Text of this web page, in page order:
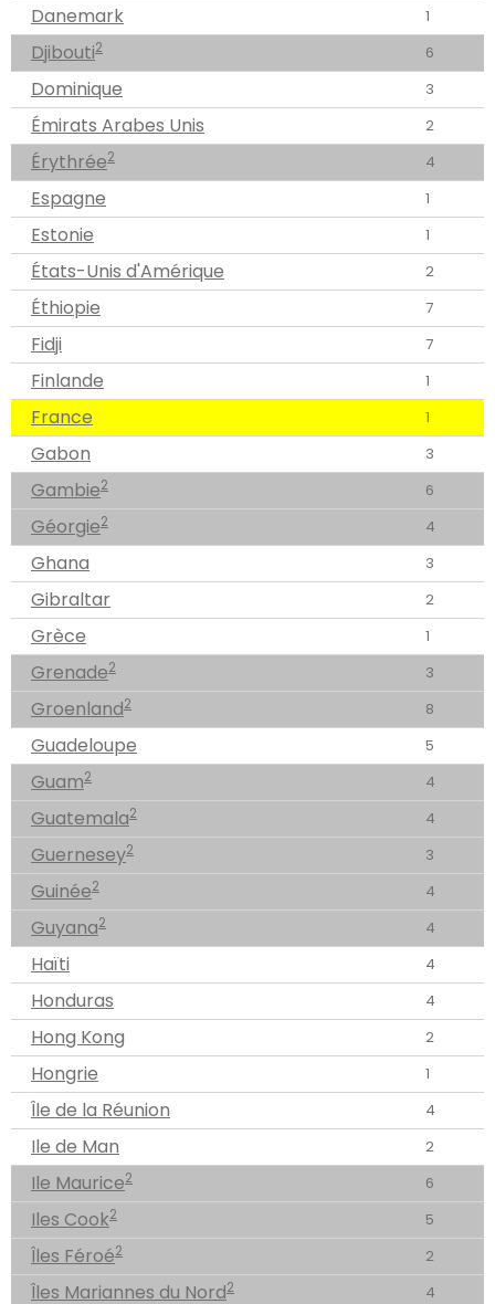
Danemark 1
Djibouti2 6
Dominique 3
Émirats Arabes Unis 2
Érythrée2 4
Espagne 1
Estonie 1
États-Unis d'Amérique 2
Éthiopie 7
Fidji 7
Finlande 1
France 1
Gabon 3
Gambie2 6
Géorgie2 4
Ghana 3
Gibraltar 2
Grèce 1
Grenade2 3
Groenland2 8
Guadeloupe 5
Guam2 4
Guatemala2 4
Guernesey2 3
Guinée2 4
Guyana2 4
Haïti 4
Honduras 4
Hong Kong 2
Hongrie 1
Île de la Réunion 4
Ile de Man 2
Ile Maurice2 6
Iles Cook2 5
Îles Féroé2 2
Îles Mariannes du Nord2 4